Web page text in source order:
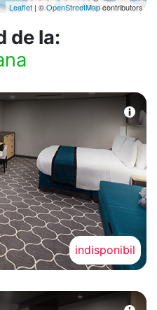
Leaflet | ©OpenStreetMapcontributors
de la:
indisponibil